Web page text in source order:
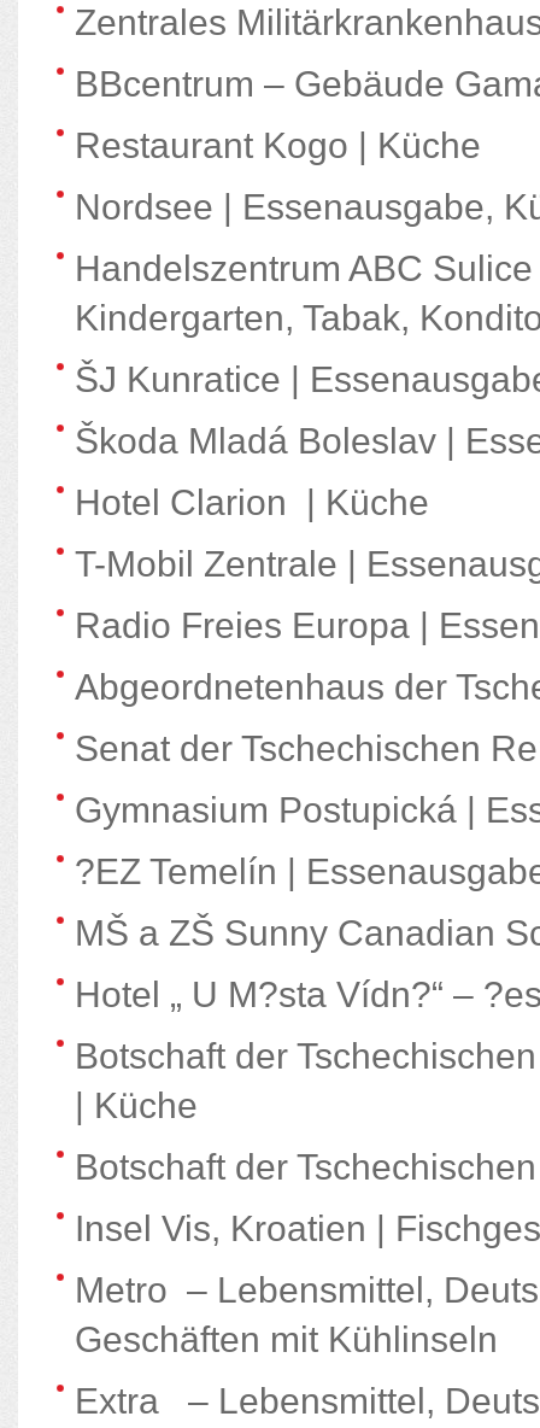
Zentrales
BBcentrum – Gebäude
Restaurant Kogo | Küche
Nordsee | Essenausgabe,
Handelszentrum ABC
Kindergarten, Tabak,
ŠJ Kunratice |
Škoda Mladá Boleslav |
Hotel Clarion | Küche
T-Mobil Zentrale |
Radio Freies Europa |
Abgeordnetenhaus der
Senat der Tschechischen
Gymnasium Postupická |
?EZ Temelín |
MŠ a ZŠ Sunny Canadian
Hotel „ U M?sta Vídn?“ –
Botschaft der
| Küche
Botschaft der
Insel Vis, Kroatien |
Metro – Lebensmittel,
Geschäften mit Kühlinseln
Extra – Lebensmittel,